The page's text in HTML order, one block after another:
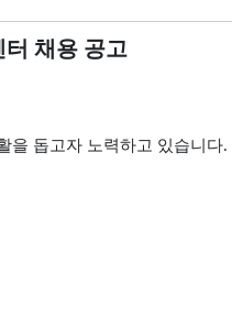
채용 공고
을 돕고자 노력하고 있습니다.